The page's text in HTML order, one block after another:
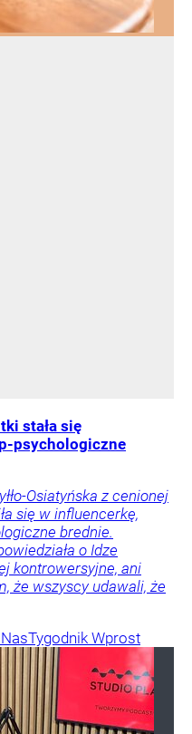
stała się
psychologiczne
Osiatyńska z cenionej
się w influencerkę,
brednie.
o Idze
kontrowersyjne, ani
że wszyscy udawali, że
Tygodnik Wprost